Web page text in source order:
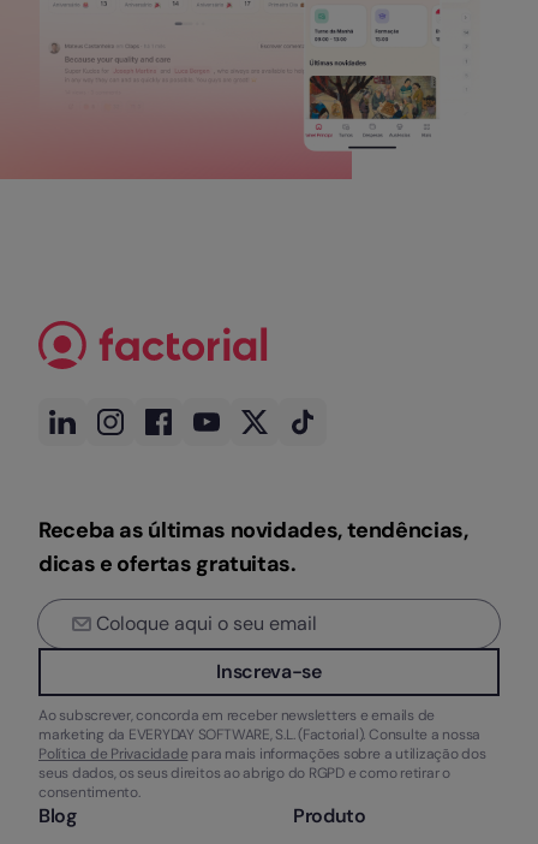
Receba as últimas novidades, tendências,
dicas e ofertas gratuitas.
Inscreva-se
Ao subscrever, concorda em receber newsletters e emails de
marketing da EVERYDAY SOFTWARE, S.L. (Factorial). Consulte a nossa
Política de Privacidade para mais informações sobre a utilização dos
seus dados, os seus direitos ao abrigo do RGPD e como retirar o
consentimento.
Blog Produto